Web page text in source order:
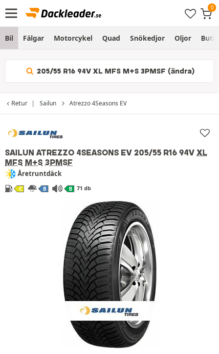
Bil Fälgar Motorcykel Quad Snökedjor Oljor Butik
205/55 R16 94V XL MFS M+S 3PMSF (ändra)
Retur Sailun Atrezzo 4Seasons EV
SAILUN ATREZZO 4SEASONS EV 205/55 R16 94V XL
MFS M+S 3PMSF
Åretruntdäck
C B B 71 db